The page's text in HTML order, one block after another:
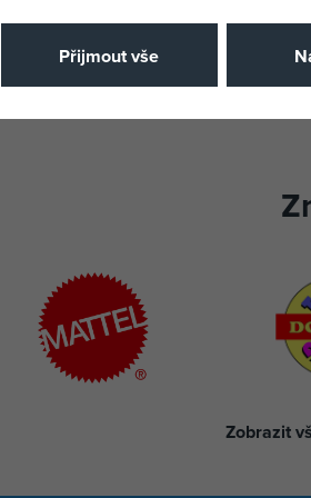
není skladem
2 100 Kč
Zobrazit
Přijmout vše